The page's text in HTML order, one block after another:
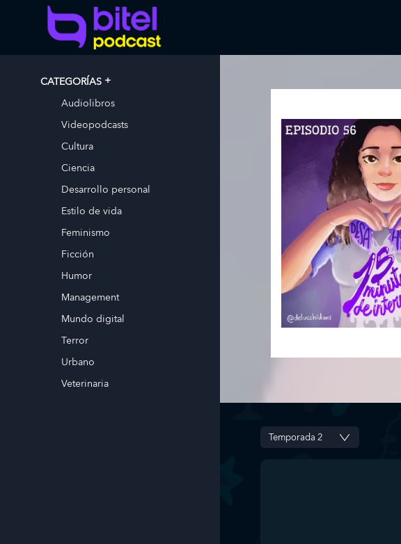
CATEGORÍAS
Audiolibros
Videopodcasts
Cultura
Ciencia
Desarrollo personal
Estilo de vida
Feminismo
Ficción
Humor
Management
Mundo digital
Terror
Urbano
Veterinaria